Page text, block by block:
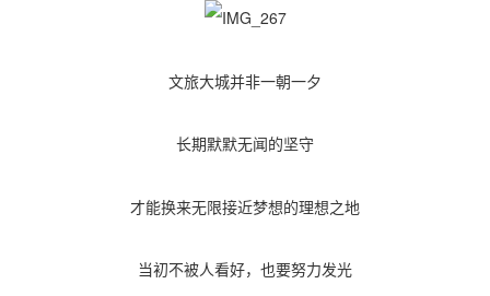
文旅大城并非一朝一夕
长期默默无闻的坚守
才能换来无限接近梦想的理想之地
当初不被人看好，也要努力发光